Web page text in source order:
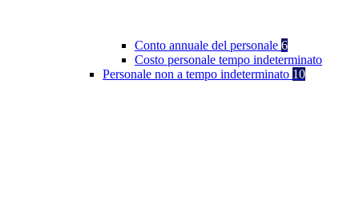
Conto annuale del personale 6
Costo personale tempo indeterminato
Personale non a tempo indeterminato 10